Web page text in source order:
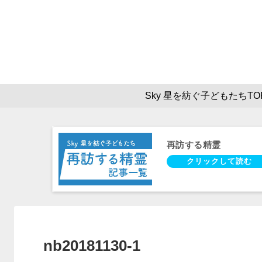
Sky 星を紡ぐ子どもたち
再訪する精霊
nb20181130-1